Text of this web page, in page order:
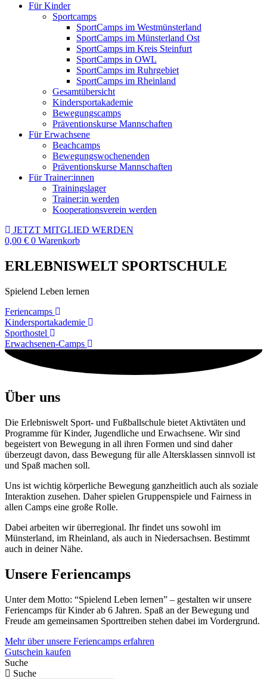
Für Kinder
Sportcamps
SportCamps im Westmünsterland
SportCamps im Münsterland Ost
SportCamps im Kreis Steinfurt
SportCamps in OWL
SportCamps im Ruhrgebiet
SportCamps im Rheinland
Gesamtübersicht
Kindersportakademie
Bewegungscamps
Präventionskurse Mannschaften
Für Erwachsene
Beachcamps
Bewegungswochenenden
Präventionskurse Mannschaften
Für Trainer:innen
Trainingslager
Trainer:in werden
Kooperationsverein werden
JETZT MITGLIED WERDEN
0,00 € 0 Warenkorb
ERLEBNISWELT SPORTSCHULE
Spielend Leben lernen
Feriencamps
Kindersportakademie
Sporthostel
Erwachsenen-Camps
Über uns
Die Erlebniswelt Sport- und Fußballschule bietet Aktivtäten und
Programme für Kinder, Jugendliche und Erwachsene. Wir sind
begeistert von Bewegung in all ihren Formen und sind daher
überzeugt davon, dass Bewegung für alle Altersklassen sinnvoll ist
und Spaß machen soll.
Uns ist wichtig körperliche Bewegung ganzheitlich auch als soziale
Interaktion zusehen. Daher spielen Gruppenspiele und Fairness in
allen Camps eine große Rolle.
Dabei arbeiten wir überregional. Ihr findet uns sowohl im
Münsterland, im Rheinland, als auch in Niedersachsen. Bestimmt
auch in deiner Nähe.
Unsere Feriencamps
Unter dem Motto: “Spielend Leben lernen” – gestalten wir unsere
Feriencamps für Kinder ab 6 Jahren. Spaß an der Bewegung und
Freude am gemeinsamen Sporttreiben stehen dabei im Vordergrund.
Mehr über unsere Feriencamps erfahren
Gutschein kaufen
Suche
Suche